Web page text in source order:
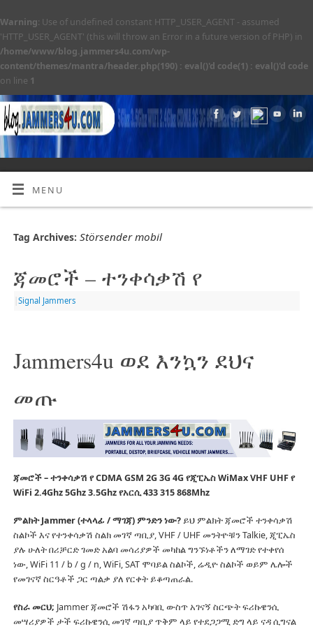
Warning: Use of undefined constant HTTP_USER_AGENT - assumed
'HTTP_USER_AGENT' (this will throw an Error in a future version of PHP) in
/home/www/blog.jammers4u.com/wp-
content/themes/mantra/header.php(190) : eval()'d code(1) : eval()'d code
on line 1
MENU
Tag Archives: Störsender mobil
ጃመሮች – ተንቀሳቃሽ የ
Signal Jammers
Jammers4u ወደ እንኳን ደህና
መጡ
ጃመሮች – ተንቀሳቃሽ የ CDMA GSM 2G 3G 4G የጂፒኤስ WiMax VHF UHF የ
WiFi 2.4Ghz 5Ghz 3.5Ghz የአርሲ 433 315 868Mhz
ምልክት Jammer (ተላላፊ / ማገጃ) ምንድን ነው?ይህ ምልክት ጃመሮች ተንቀሳቃሽ
ስልኮች እና የተንቀሳቃሽ ስልክ መገኛ ጣቢያ, VHF / UHF መንትዮቹን Talkie, ጂፒኤስ
ያሉ ሁለት በሪቻርድ ገመድ አልባ መሳሪያዎች መካከል ግንኙነቶችን ለማገድ የተቀየሰ
ነው, WiFi 11 / b / g / n, WiFi, SAT ሞባይል ስልኮች, ሬዲዮ ስልኮች ወይም ሌሎች
የመገናኛ ስርዓቶች ጋር ጣልቃ ያለ የርቀት ይቆጣጠራል.
የስራ መርህ; Jammer ጃመሮች ሽፋን አካባቢ ውስጥ አገናኝ ስርጭት ፍሪኩዌንሲ
መሣሪያዎች ታች ፍሪኩዌንሲ መገኛ ጣቢያ ጥቅም ላይ የተደጋጋሚ ድግ ላይ ናዳ ሲግናል